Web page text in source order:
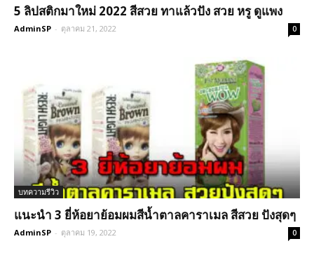
5 ลิปสติกมาใหม่ 2022 สีสวย ทาแล้วปัง สวย หรู ดูแพง
AdminSP - ตุลาคม 21, 2022 0
บทความรีวิว
แนะนำ 3 ยี่ห้อยาย้อมผมสีน้ำตาลคาราเมล สีสวย ปังสุดๆ
AdminSP - ตุลาคม 19, 2022 0